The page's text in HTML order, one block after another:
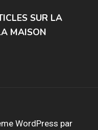
SUR LA
MAISON
WordPress par